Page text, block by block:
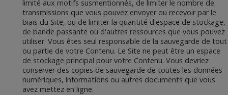
limité aux motifs susmentionnés, de limiter le nombre de
transmissions que vous pouvez envoyer ou recevoir par le
biais du Site, ou de limiter la quantité d'espace de stockage,
de bande passante ou d'autres ressources que vous pouvez
utiliser. Vous êtes seul responsable de la sauvegarde de tout
ou partie de votre Contenu. Le Site ne peut être un espace
de stockage principal pour votre Contenu. Vous devriez
conserver des copies de sauvegarde de toutes les données
numériques, informations ou autres documents que vous
avez mettez en ligne.